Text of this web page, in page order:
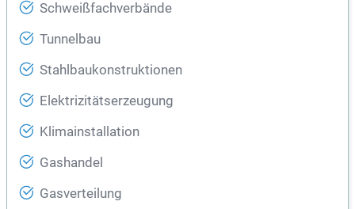
Schweißfachverbände
Tunnelbau
Stahlbaukonstruktionen
Elektrizitätserzeugung
Klimainstallation
Gashandel
Gasverteilung